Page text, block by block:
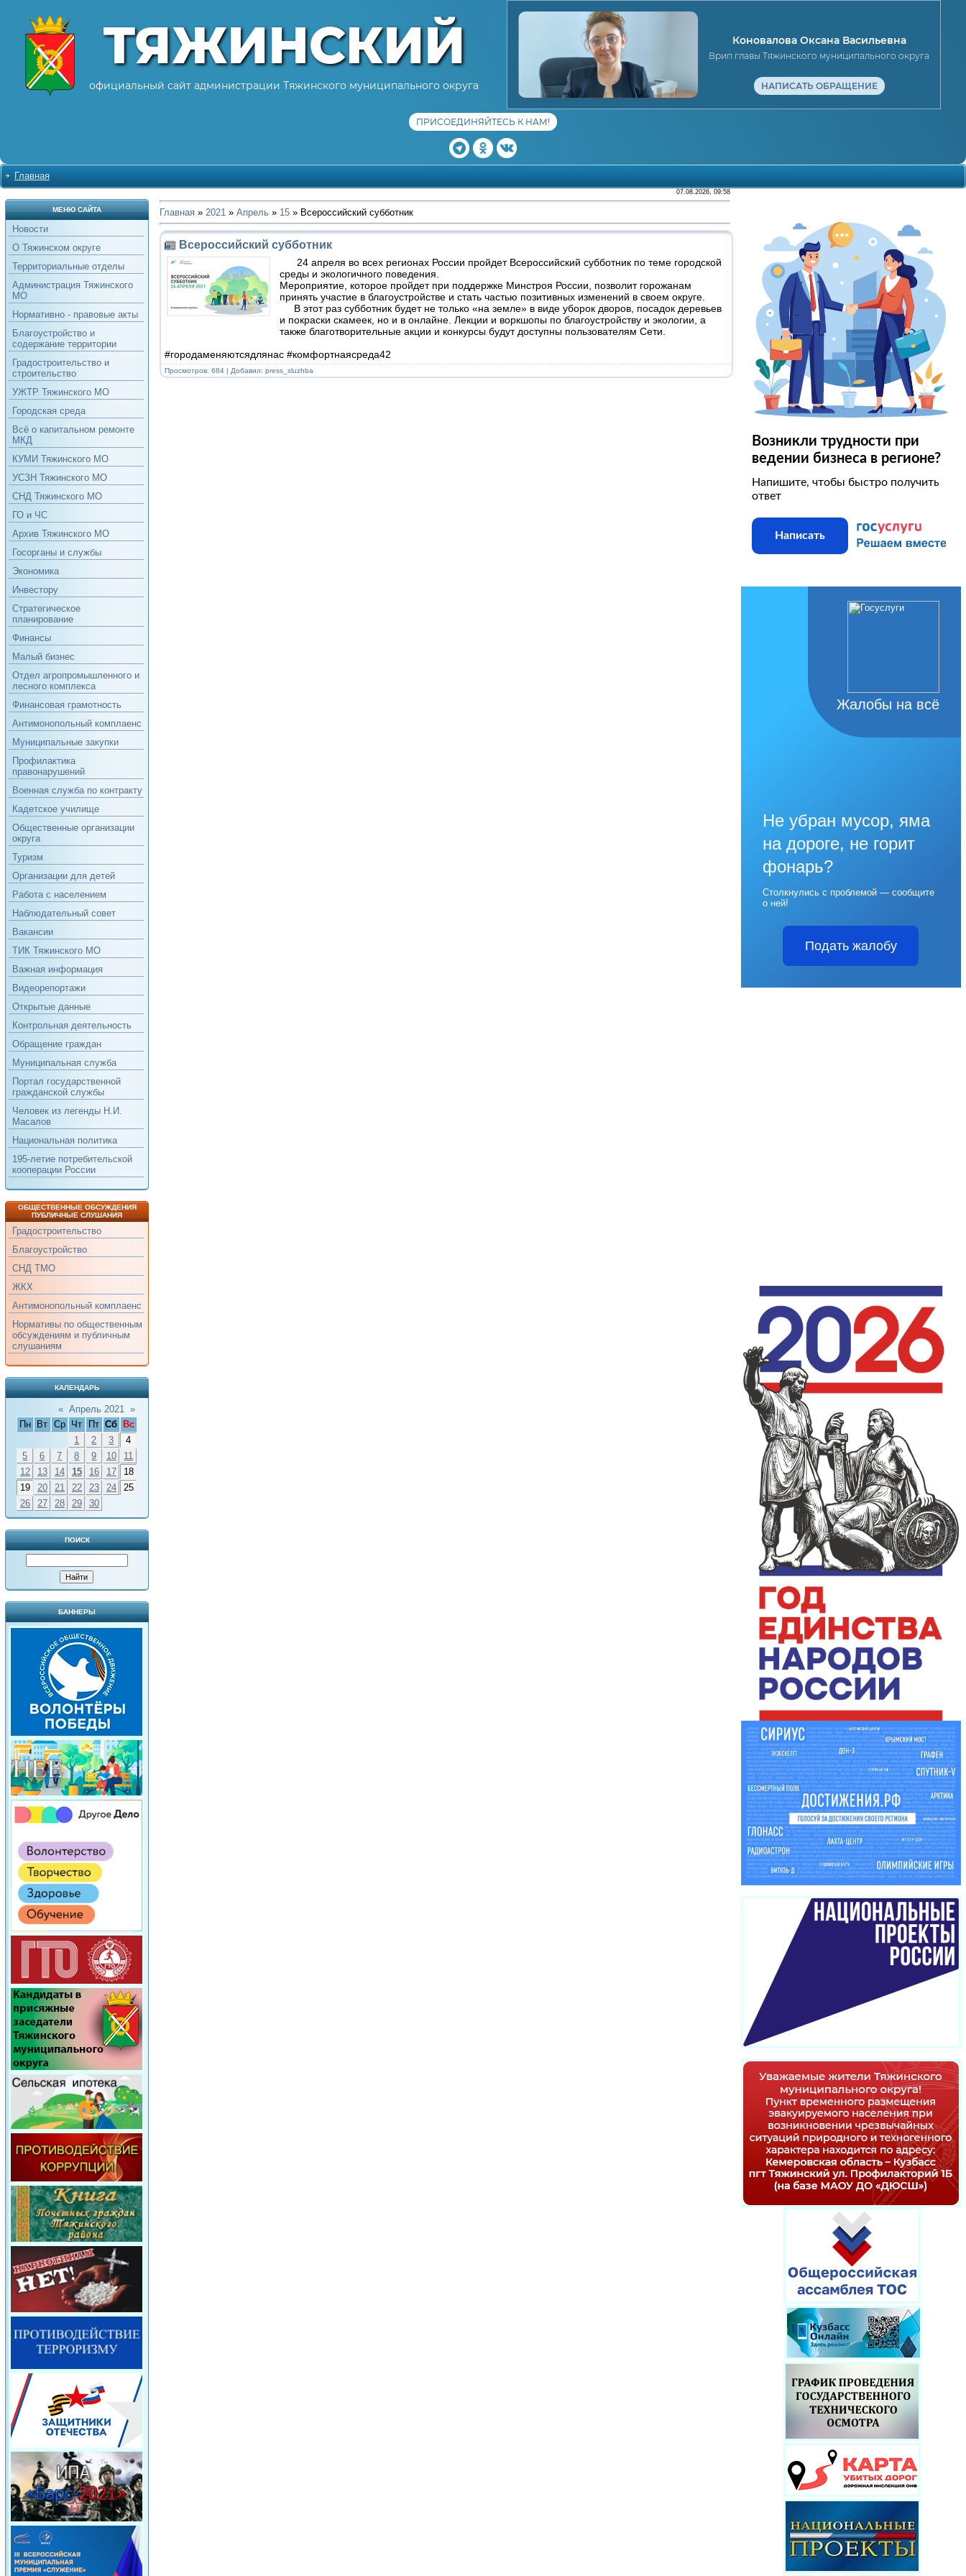
ТЯЖИНСКИЙ
официальный сайт администрации Тяжинского муниципального округа
Коновалова Оксана Васильевна
Врип главы Тяжинского муниципального округа
НАПИСАТЬ ОБРАЩЕНИЕ
ПРИСОЕДИНЯЙТЕСЬ К НАМ!
Главная
МЕНЮ САЙТА
Новости
О Тяжинском округе
Территориальные отделы
Администрация Тяжинского
МО
Нормативно - правовые акты
Благоустройство и
содержание территории
Градостроительство и
строительство
УЖТР Тяжинского МО
Городская среда
Всё о капитальном ремонте
МКД
КУМИ Тяжинского МО
УСЗН Тяжинского МО
СНД Тяжинского МО
ГО и ЧС
Архив Тяжинского МО
Госорганы и службы
Экономика
Инвестору
Стратегическое
планирование
Финансы
Малый бизнес
Отдел агропромышленного и
лесного комплекса
Финансовая грамотность
Антимонопольный комплаенс
Муниципальные закупки
Профилактика
правонарушений
Военная служба по контракту
Кадетское училище
Общественные организации
округа
Туризм
Организации для детей
Работа с населением
Наблюдательный совет
Вакансии
ТИК Тяжинского МО
Важная информация
Видеорепортажи
Открытые данные
Контрольная деятельность
Обращение граждан
Муниципальная служба
Портал государственной
гражданской службы
Человек из легенды Н.И.
Масалов
Национальная политика
195-летие потребительской
кооперации России
ОБЩЕСТВЕННЫЕ ОБСУЖДЕНИЯ
ПУБЛИЧНЫЕ СЛУШАНИЯ
Градостроительство
Благоустройство
СНД ТМО
ЖКХ
Антимонопольный комплаенс
Нормативы по общественным
обсуждениям и публичным
слушаниям
КАЛЕНДАРЬ
« Апрель 2021 »
Пн
Вт Ср Чт Пт Сб
Вс
1
2 3
4
5
6 7 8 9 10
11
12
13 14 15 16 17
18
19
20 21 22 23 24
25
26
27 28 29 30
ПОИСК
БАННЕРЫ
07.08.2026, 09:58
Главная» 2021 » Апрель » 15» Всероссийский субботник
Всероссийский субботник
24 апреля во всех регионах России пройдет Всероссийский субботник по теме городской
среды и экологичного поведения.
Мероприятие, которое пройдет при поддержке Минстроя России, позволит горожанам
принять участие в благоустройстве и стать частью позитивных изменений в своем округе.
В этот раз субботник будет не только «на земле» в виде уборок дворов, посадок деревьев
и покраски скамеек, но и в онлайне. Лекции и воркшопы по благоустройству и экологии, а
также благотворительные акции и конкурсы будут доступны пользователям Сети.
#городаменяютсядлянас #комфортнаясреда42
Просмотров: 684 | Добавил: press_sluzhba
Возникли трудности при
ведении бизнеса в регионе?
Напишите, чтобы быстро получить
ответ
Написать
Жалобы на всё
Не убран мусор, яма
на дороге, не горит
фонарь?
Столкнулись с проблемой — сообщите
о ней!
Подать жалобу